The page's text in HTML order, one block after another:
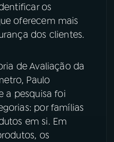
Facebook
X
os
oferecem mais
dos clientes.
de Avaliação da
Paulo
a pesquisa foi
por famílias
em si. Em
os